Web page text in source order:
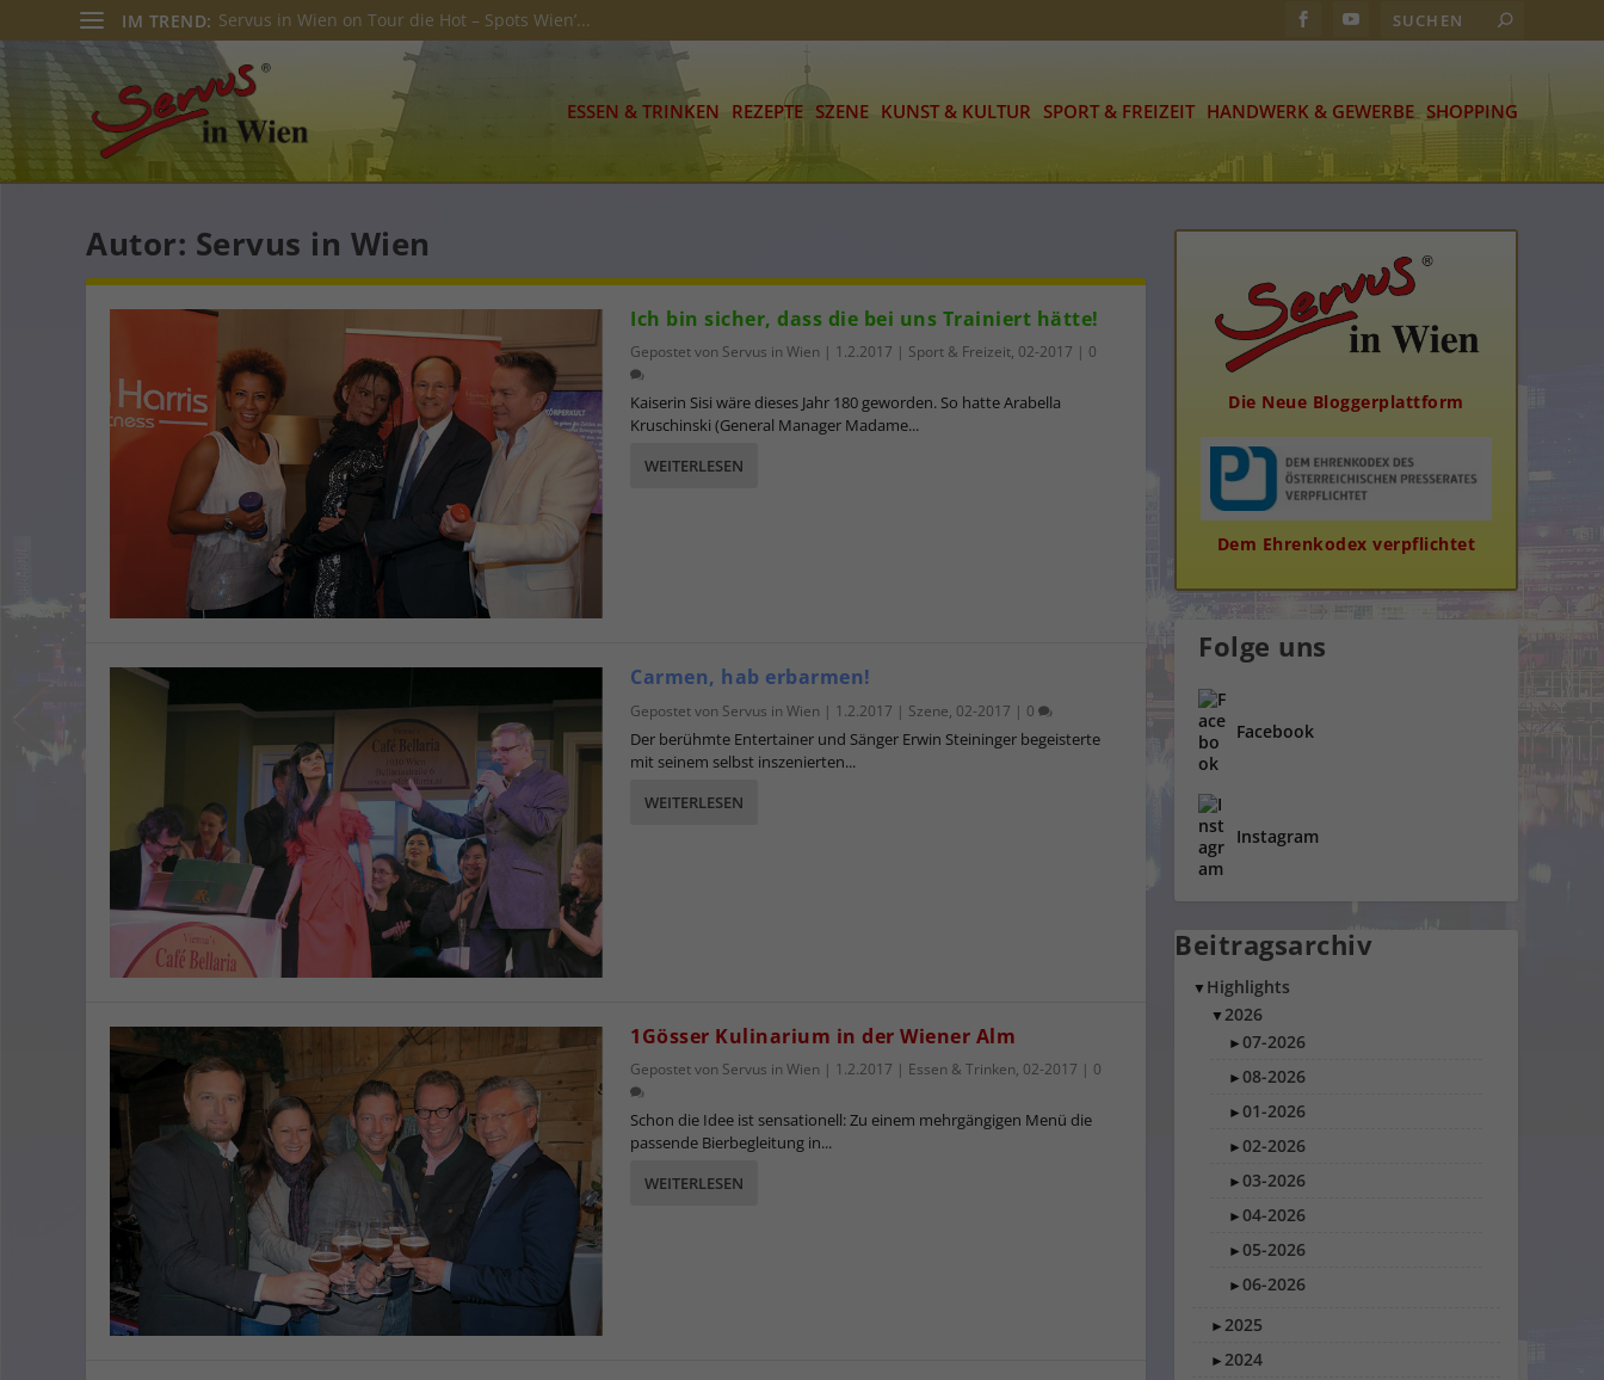
IM TREND: Servus in Wien on Tour die Hot – Spots Wien’...
ESSEN & TRINKEN REZEPTE SZENE KUNST & KULTUR SPORT & FREIZEIT HANDWERK & GEWERBE SHOPPING
Autor: Servus in Wien
Ich bin sicher, dass die bei uns Trainiert hätte!
Gepostet von Servus in Wien | 1.2.2017 | Sport & Freizeit, 02-2017 | 0
Kaiserin Sisi wäre dieses Jahr 180 geworden. So hatte Arabella
Kruschinski (General Manager Madame...
WEITERLESEN
Carmen, hab erbarmen!
Gepostet von Servus in Wien | 1.2.2017 | Szene, 02-2017 | 0
Der berühmte Entertainer und Sänger Erwin Steininger begeisterte
mit seinem selbst inszenierten...
WEITERLESEN
1Gösser Kulinarium in der Wiener Alm
Gepostet von Servus in Wien | 1.2.2017 | Essen & Trinken, 02-2017 | 0
Schon die Idee ist sensationell: Zu einem mehrgängigen Menü die
passende Bierbegleitung in...
WEITERLESEN
Die Neue Bloggerplattform
Dem Ehrenkodex verpflichtet
Folge uns
Facebook
Instagram
Beitragsarchiv
▼ Highlights
▼ 2026
►07-2026
►08-2026
►01-2026
►02-2026
►03-2026
►04-2026
►05-2026
►06-2026
► 2025
► 2024